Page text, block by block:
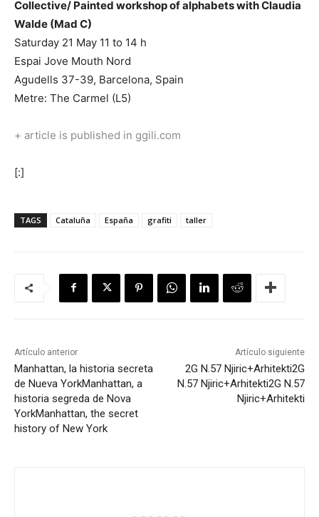
Collective/ Painted workshop of alphabets with Claudia
Walde (Mad C)
Saturday 21 May 11 to 14 h
Espai Jove Mouth Nord
Agudells 37-39, Barcelona, Spain
Metre: The Carmel (L5)
+ article is published in ggili.com
[:]
TAGS Cataluña España grafiti taller
Artículo anterior
Manhattan, la historia secreta
de Nueva YorkManhattan, a
historia segreda de Nova
YorkManhattan, the secret
history of New York
Artículo siguiente
2G N.57 Njiric+Arhitekti2G
N.57 Njiric+Arhitekti2G N.57
Njiric+Arhitekti